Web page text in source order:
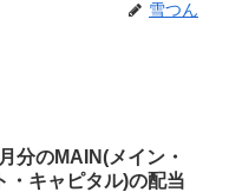
雪つん
分のMAIN(メイン・
・キャピタル)の配当